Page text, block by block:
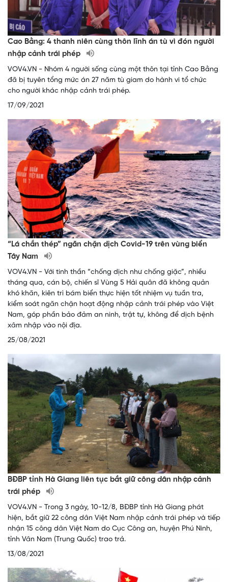
Cao Bằng: 4 thanh niên cùng thôn lĩnh án tù vì đón người
nhập cảnh trái phép
VOV4.VN - Nhóm 4 người sống cùng một thôn tại tỉnh Cao Bằng
đã bị tuyên tổng mức án 27 năm tù giam do hành vi tổ chức
cho người khác nhập cảnh trái phép.
17/09/2021
“Lá chắn thép” ngăn chặn dịch Covid-19 trên vùng biển
Tây Nam
VOV4.VN - Với tinh thần “chống dịch như chống giặc”, nhiều
tháng qua, cán bộ, chiến sĩ Vùng 5 Hải quân đã không quản
khó khăn, kiên trì bám biển thực hiện tốt nhiệm vụ tuần tra,
kiểm soát ngăn chặn hoạt động nhập cảnh trái phép vào Việt
Nam, góp phần bảo đảm an ninh, trật tự, không để dịch bệnh
xâm nhập vào nội địa.
25/08/2021
BĐBP tỉnh Hà Giang liên tục bắt giữ công dân nhập cảnh
trái phép
VOV4.VN - Trong 3 ngày, 10-12/8, BĐBP tỉnh Hà Giang phát
hiện, bắt giữ 22 công dân Việt Nam nhập cảnh trái phép và tiếp
nhận 15 công dân Việt Nam do Cục Công an, huyện Phú Ninh,
tỉnh Vân Nam (Trung Quốc) trao trả.
13/08/2021